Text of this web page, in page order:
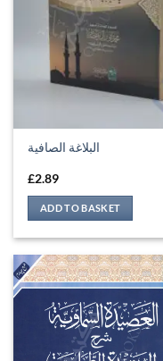
البلاغة الصافية
£2.89
ADD TO BASKET